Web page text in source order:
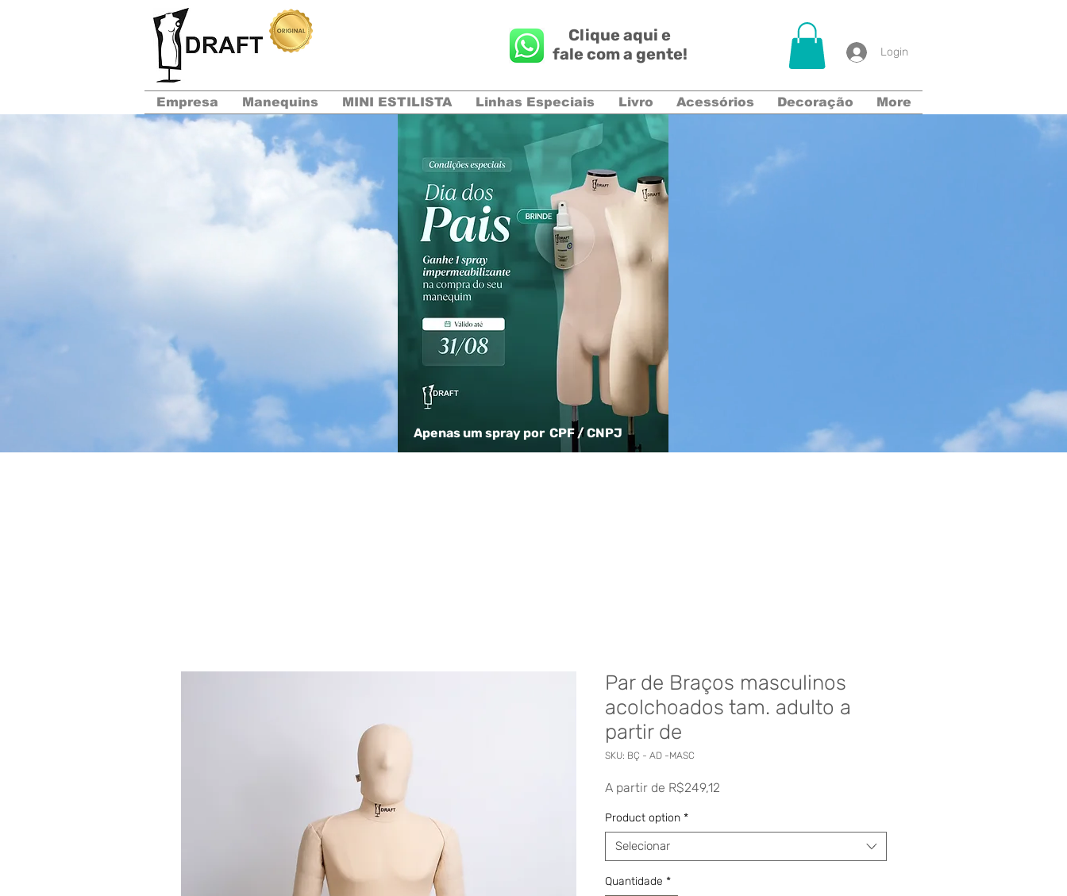
Clique aqui e
fale com a gente!
Login
Empresa Manequins MINI ESTILISTA Linhas Especiais Livro Acessórios Decoração More
Apenas um spray por CPF / CNPJ
Par de Braços masculinos
acolchoados tam. adulto a
partir de
SKU: BÇ - AD -MASC
A partir de R$249,12
Product option *
Selecionar
Quantidade *